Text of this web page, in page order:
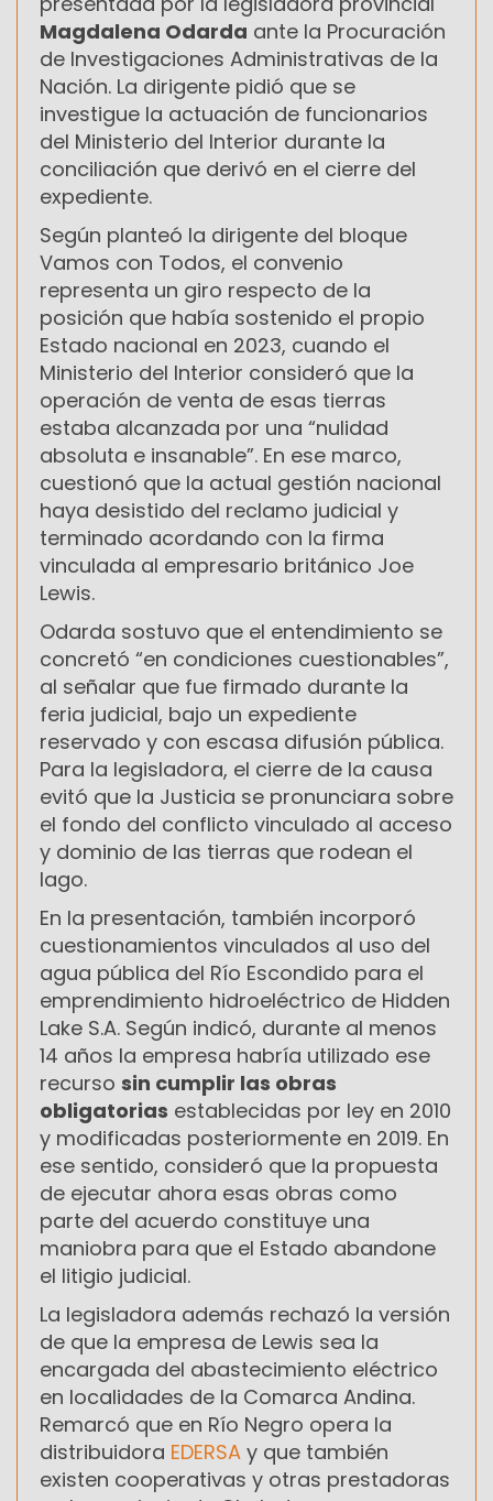
Magdalena Odarda ante la Procuración
de Investigaciones Administrativas de la
Nación. La dirigente pidió que se
investigue la actuación de funcionarios
del Ministerio del Interior durante la
conciliación que derivó en el cierre del
expediente.
Según planteó la dirigente del bloque
Vamos con Todos, el convenio
representa un giro respecto de la
posición que había sostenido el propio
Estado nacional en 2023, cuando el
Ministerio del Interior consideró que la
operación de venta de esas tierras
estaba alcanzada por una “nulidad
absoluta e insanable”. En ese marco,
cuestionó que la actual gestión nacional
haya desistido del reclamo judicial y
terminado acordando con la firma
vinculada al empresario británico Joe
Lewis.
Odarda sostuvo que el entendimiento se
concretó “en condiciones cuestionables”,
al señalar que fue firmado durante la
feria judicial, bajo un expediente
reservado y con escasa difusión pública.
Para la legisladora, el cierre de la causa
evitó que la Justicia se pronunciara sobre
el fondo del conflicto vinculado al acceso
y dominio de las tierras que rodean el
lago.
En la presentación, también incorporó
cuestionamientos vinculados al uso del
agua pública del Río Escondido para el
emprendimiento hidroeléctrico de Hidden
Lake S.A. Según indicó, durante al menos
14 años la empresa habría utilizado ese
recurso sin cumplir las obras
obligatorias establecidas por ley en 2010
y modificadas posteriormente en 2019. En
ese sentido, consideró que la propuesta
de ejecutar ahora esas obras como
parte del acuerdo constituye una
maniobra para que el Estado abandone
el litigio judicial.
La legisladora además rechazó la versión
de que la empresa de Lewis sea la
encargada del abastecimiento eléctrico
en localidades de la Comarca Andina.
Remarcó que en Río Negro opera la
distribuidora EDERSA y que también
existen cooperativas y otras prestadoras